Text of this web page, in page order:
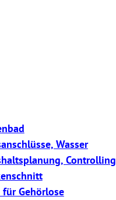
Wasser
Controlling
Gehörlose